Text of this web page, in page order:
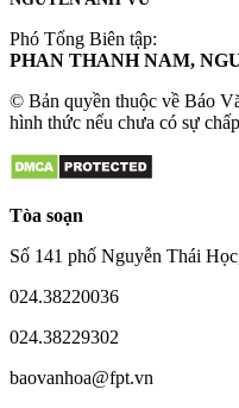
Phó Tổng Biên tập:
PHAN THANH NAM,
© Bản quyền thuộc về Báo
hình thức nếu chưa có sự
Tòa soạn
Số 141 phố Nguyễn Thái
024.38220036
024.38229302
baovanhoa@fpt.vn